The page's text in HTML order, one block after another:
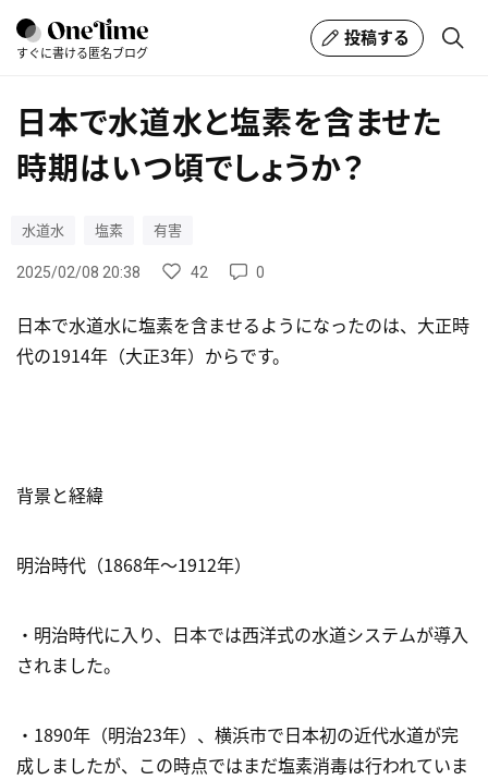
すぐに書ける匿名ブログ
投稿する
日本で水道水と塩素を含ませた
時期はいつ頃でしょうか？
水道水 塩素 有害
2025/02/08 20:38 42 0
日本で水道水に塩素を含ませるようになったのは、大正時
代の1914年（大正3年）からです。
背景と経緯
明治時代（1868年～1912年）
・明治時代に入り、日本では西洋式の水道システムが導入
されました。
・1890年（明治23年）、横浜市で日本初の近代水道が完
成しましたが、この時点ではまだ塩素消毒は行われていま